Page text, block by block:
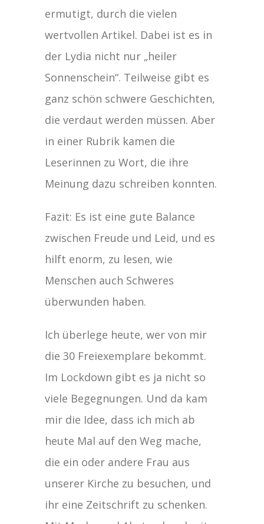
ermutigt, durch die vielen
wertvollen Artikel. Dabei ist es in
der Lydia nicht nur „heiler
Sonnenschein“. Teilweise gibt es
ganz schön schwere Geschichten,
die verdaut werden müssen. Aber
in einer Rubrik kamen die
Leserinnen zu Wort, die ihre
Meinung dazu schreiben konnten.
Fazit: Es ist eine gute Balance
zwischen Freude und Leid, und es
hilft enorm, zu lesen, wie
Menschen auch Schweres
überwunden haben.
Ich überlege heute, wer von mir
die 30 Freiexemplare bekommt.
Im Lockdown gibt es ja nicht so
viele Begegnungen. Und da kam
mir die Idee, dass ich mich ab
heute Mal auf den Weg mache,
die ein oder andere Frau aus
unserer Kirche zu besuchen, und
ihr eine Zeitschrift zu schenken.